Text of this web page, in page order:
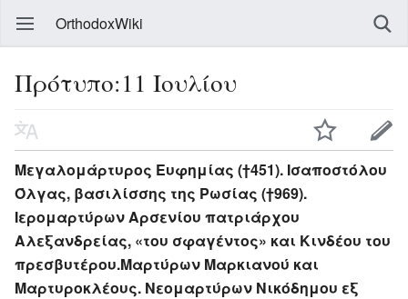
OrthodoxWiki
Πρότυπο:11 Ιουλίου
Μεγαλομάρτυρος Ευφημίας (†451). Ισαποστόλου
Όλγας, βασιλίσσης της Ρωσίας (†969).
Ιερομαρτύρων Αρσενίου πατριάρχου
Αλεξανδρείας, «του σφαγέντος» και Κινδέου του
πρεσβυτέρου.Μαρτύρων Μαρκιανού και
Μαρτυροκλέους. Νεομαρτύρων Νικόδημου εξ